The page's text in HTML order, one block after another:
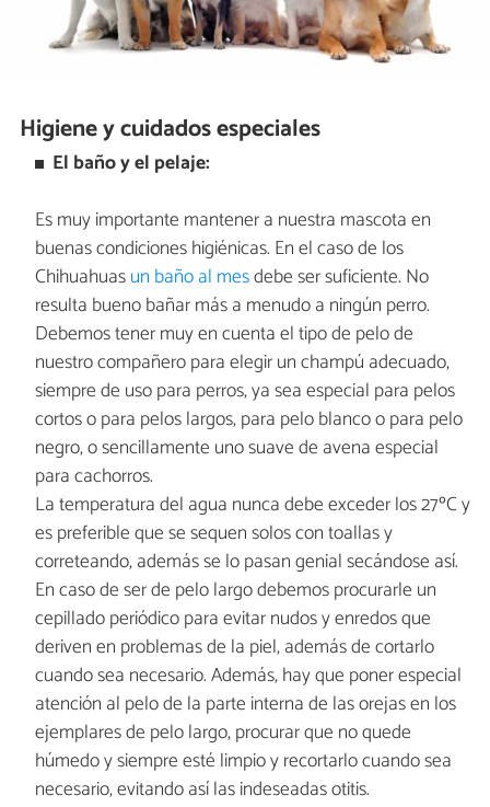
Higiene y cuidados especiales
El baño y el pelaje:
Es muy importante mantener a nuestra mascota en
buenas condiciones higiénicas. En el caso de los
Chihuahuasun baño al mesdebe ser suficiente. No
resulta bueno bañar más a menudo a ningún perro.
Debemos tener muy en cuenta el tipo de pelo de
nuestro compañero para elegir un champú adecuado,
siempre de uso para perros, ya sea especial para pelos
cortos o para pelos largos, para pelo blanco o para pelo
negro, o sencillamente uno suave de avena especial
para cachorros.
La temperatura del agua nunca debe exceder los 27ºC y
es preferible que se sequen solos con toallas y
correteando, además se lo pasan genial secándose así.
En caso de ser de pelo largo debemos procurarle un
cepillado periódico para evitar nudos y enredos que
deriven en problemas de la piel, además de cortarlo
cuando sea necesario. Además, hay que poner especial
atención al pelo de la parte interna de las orejas en los
ejemplares de pelo largo, procurar que no quede
húmedo y siempre esté limpio y recortarlo cuando sea
necesario, evitando así las indeseadas otitis.